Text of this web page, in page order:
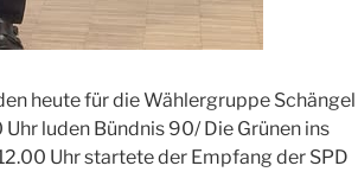
heute für die Wählergruppe Schängel
luden Bündnis 90/ Die Grünen ins
Uhr startete der Empfang der SPD